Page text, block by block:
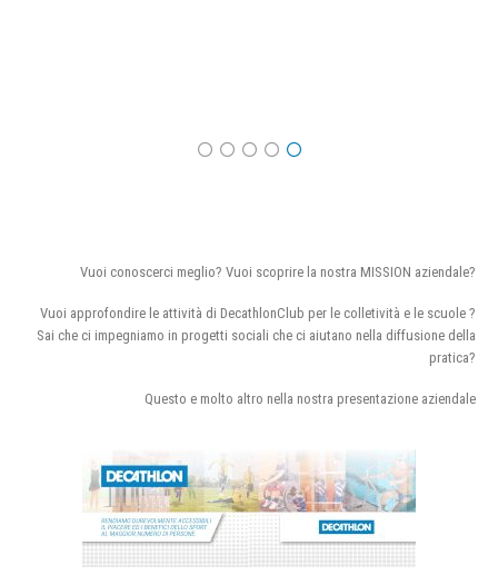
Vuoi conoscerci meglio? Vuoi scoprire la nostra MISSION aziendale?
Vuoi approfondire le attività di DecathlonClub per le colletività e le scuole ?
Sai che ci impegniamo in progetti sociali che ci aiutano nella diffusione della
pratica?
Questo e molto altro nella nostra presentazione aziendale